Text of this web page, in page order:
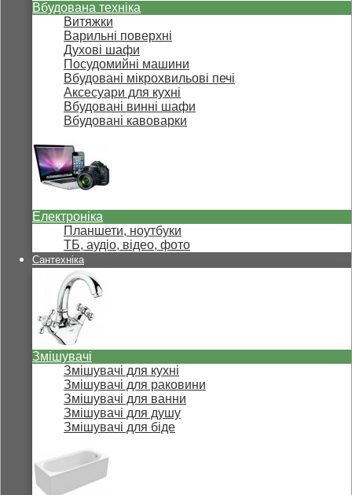
Вбудована техніка
Витяжки
Варильні поверхні
Духові шафи
Посудомийні машини
Вбудовані мікрохвильові печі
Аксесуари для кухні
Вбудовані винні шафи
Вбудовані кавоварки
Електроніка
Планшети, ноутбуки
ТБ, аудіо, відео, фото
Сантехніка
Змішувачі
Змішувачі для кухні
Змішувачі для раковини
Змішувачі для ванни
Змішувачі для душу
Змішувачі для біде